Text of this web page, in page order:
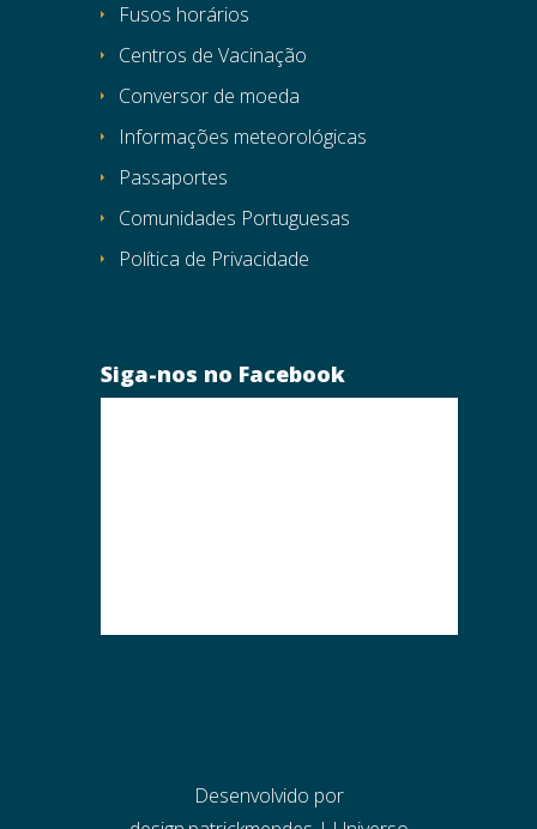
Fusos horários
Centros de Vacinação
Conversor de moeda
Informações meteorológicas
Passaportes
Comunidades Portuguesas
Política de Privacidade
Siga-nos no Facebook
Desenvolvido por